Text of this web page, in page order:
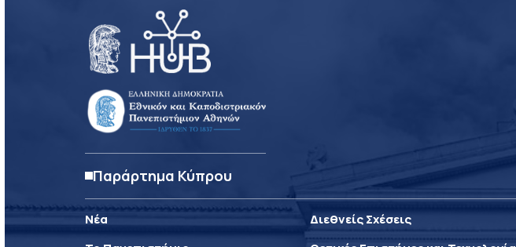
Παράρτημα Κύπρου
Νέα
Διεθνείς Σχέσεις